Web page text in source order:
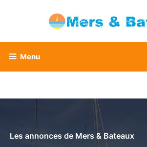
Menu
Les annonces de Mers & Bateaux